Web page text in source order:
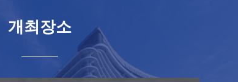
개최장소